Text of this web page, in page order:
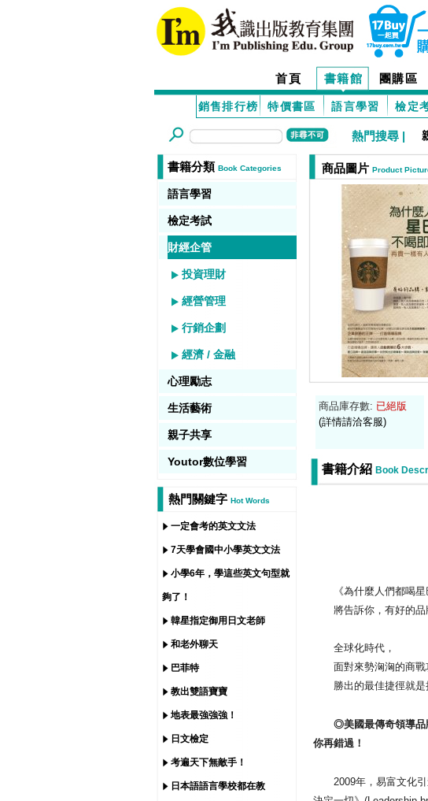
首頁 書籍館 團購區
銷售排行榜 特價書區 語言學習 檢定
熱門搜尋 |
書籍分類 Book Categories
語言學習
檢定考試
財經企管
投資理財
經營管理
行銷企劃
經濟 / 金融
心理勵志
生活藝術
親子共享
Youtor數位學習
熱門關鍵字 Hot Words
一定會考的英文文法
7天學會國中小學英文文法
小學6年，學這些英文句型就
夠了！
韓星指定御用日文老師
和老外聊天
巴菲特
教出雙語寶寶
地表最強強強！
日文檢定
考遍天下無敵手！
日本語語言學校都在教
商品圖片 Product
商品庫存數: 已絕版
(詳情請洽客服)
書籍介紹 Book
咖
《為什麼人們都喝星
將告訴你，有好的品
全球化時代，
面對來勢洶洶的商戰
勝出的最佳捷徑就是
◎美國最傳奇領導品牌
你再錯過！
2009年，易富文化引